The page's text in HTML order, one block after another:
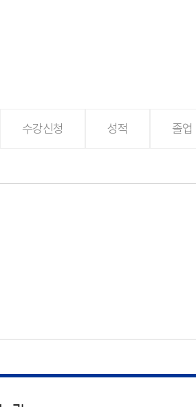
수강신청 성적 졸업